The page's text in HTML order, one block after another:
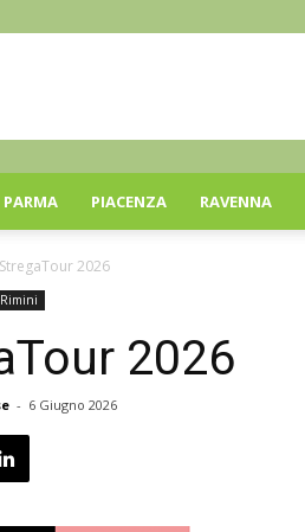
PARMA PIACENZA RAVENNA
StregaTour 2026
Rimini
2026
- 6 Giugno 2026